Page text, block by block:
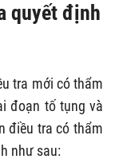
quyết định
tra mới có thẩm
đoạn tố tụng và
điều tra có thẩm
như sau: